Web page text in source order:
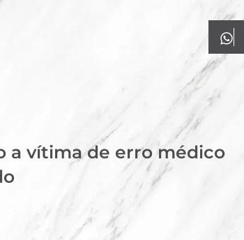
a vítima de erro médico